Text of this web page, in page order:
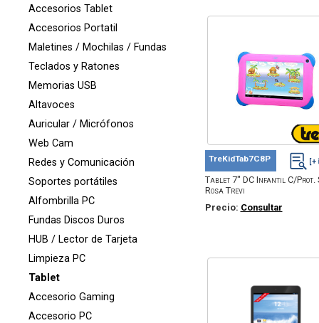
Accesorios Tablet
Accesorios Portatil
Maletines / Mochilas / Fundas
Teclados y Ratones
Memorias USB
Altavoces
Auricular / Micrófonos
Web Cam
Redes y Comunicación
Soportes portátiles
Alfombrilla PC
Fundas Discos Duros
HUB / Lector de Tarjeta
Limpieza PC
Tablet
Accesorio Gaming
Accesorio PC
TreKidTab7C8P
Tablet 7" DC Infantil C/Prot.
Rosa Trevi
Precio: Consultar